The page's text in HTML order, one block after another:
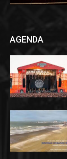
AGENDA